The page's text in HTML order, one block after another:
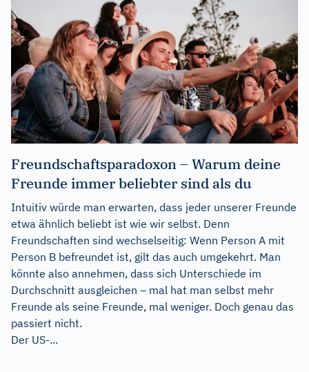
Freundschaftsparadoxon – Warum deine
Freunde immer beliebter sind als du
Intuitiv würde man erwarten, dass jeder unserer Freunde
etwa ähnlich beliebt ist wie wir selbst. Denn
Freundschaften sind wechselseitig: Wenn Person A mit
Person B befreundet ist, gilt das auch umgekehrt. Man
könnte also annehmen, dass sich Unterschiede im
Durchschnitt ausgleichen – mal hat man selbst mehr
Freunde als seine Freunde, mal weniger. Doch genau das
passiert nicht.
Der US-...